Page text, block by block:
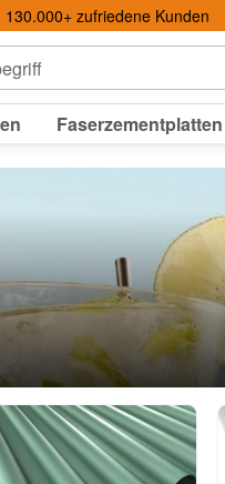
130.000+ zufriedene Kunden
Faserzementplatten